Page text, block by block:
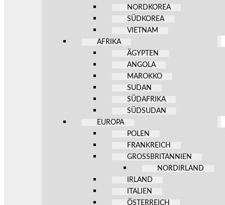
NORDKOREA
SÜDKOREA
VIETNAM
AFRIKA
ÄGYPTEN
ANGOLA
MAROKKO
SUDAN
SÜDAFRIKA
SÜDSUDAN
EUROPA
POLEN
FRANKREICH
GROSSBRITANNIEN
NORDIRLAND
IRLAND
ITALIEN
ÖSTERREICH